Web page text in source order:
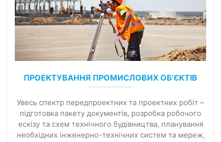
ПРОЕКТУВАННЯ ПРОМИСЛОВИХ ОБ’ЄКТІВ
Увесь спектр передпроектних та проектних робіт –
підготовка пакету документів, розробка робочого
ескізу та схем технічного будівництва, планування
необхідних інженерно-технічних систем та мереж,